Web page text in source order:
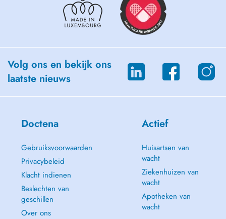
Volg ons en bekijk ons
laatste nieuws
Doctena
Gebruiksvoorwaarden
Privacybeleid
Klacht indienen
Beslechten van
geschillen
Over ons
Actief
Huisartsen van
wacht
Ziekenhuizen van
wacht
Apotheken van
wacht